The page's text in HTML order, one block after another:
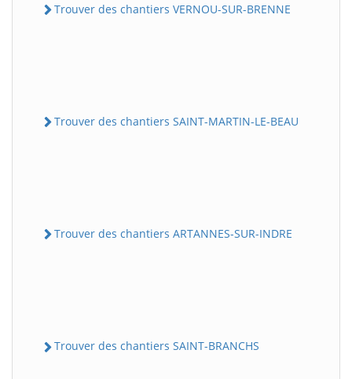
Trouver des chantiers VERNOU-SUR-BRENNE
Trouver des chantiers SAINT-MARTIN-LE-BEAU
Trouver des chantiers ARTANNES-SUR-INDRE
Trouver des chantiers SAINT-BRANCHS